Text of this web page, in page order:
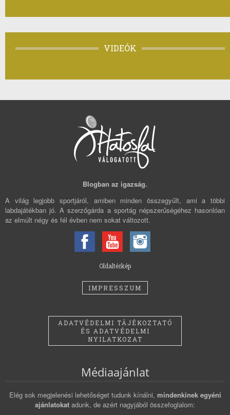
VIDEÓK
Blogban az igazság.
A világ legjobb sportjáról, amiben minden összegyűlt, ami a többi
labdajátékban jó. A szerzőgárda a sportág népszerűségéhez hasonlóan
az elmúlt négy és fél évben nem sokat változott.
Oldaltérkép
IMPRESSZUM
ADATVÉDELMI TÁJÉKOZTATÓ
ÉS ADATVÉDELMI
NYILATKOZAT
Médiaajánlat
Elég sok megjelenési lehetőséget tudunk kínálni, mindenkinek egyéni
ajánlatokat adunk, de azért nagyjából összefoglalom: